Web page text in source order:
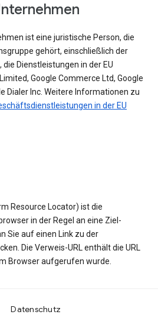
ist eine juristische Person, die
gehört, einschließlich der
Dienstleistungen in der EU
Google Commerce Ltd, Google
Dialer Inc. Weitere Informationen zu
in der EU
Resource Locator) ist die
in der Regel an eine Ziel-
Sie auf einen Link zu der
Die Verweis-URL enthält die URL
Browser aufgerufen wurde.
Datenschutz